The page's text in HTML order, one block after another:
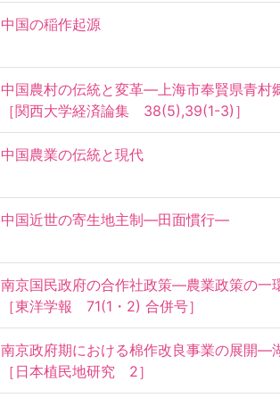
中国の稲作起源
中国農村の伝統と変革—上海市奉賢県青
［関西大学経済論集　38(5),39(1-3)］
中国農業の伝統と現代
中国近世の寄生地主制—田面慣行—
南京国民政府の合作社政策—農業政策の
［東洋学報　71(1・2) 合併号］
南京政府期における棉作改良事業の展開
［日本植民地研究　2］